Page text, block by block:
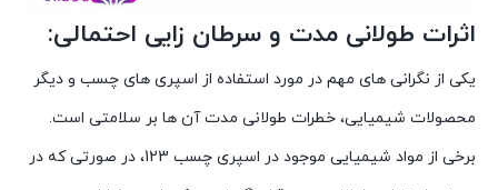
اثرات طولانی مدت و سرطان زایی احتمالی:
یکی از نگرانی های مهم در مورد استفاده از اسپری های چسب و دیگر
محصولات شیمیایی، خطرات طولانی مدت آن ها بر سلامتی است.
برخی از مواد شیمیایی موجود در اسپری چسب 123، در صورتی که در